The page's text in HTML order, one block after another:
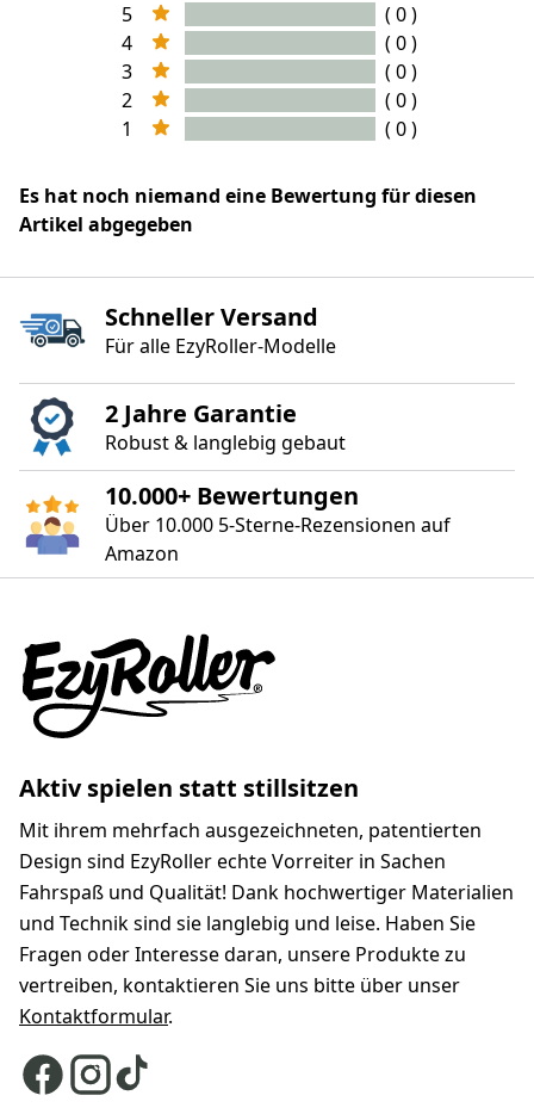
5
( 0 )
4
( 0 )
3
( 0 )
2
( 0 )
1
( 0 )
Es hat noch niemand eine Bewertung für diesen
Artikel abgegeben
Schneller Versand
Für alle EzyRoller‑Modelle
2 Jahre Garantie
Robust & langlebig gebaut
10.000+ Bewertungen
Über 10.000 5‑Sterne‑Rezensionen auf
Amazon
Aktiv spielen statt stillsitzen
Mit ihrem mehrfach ausgezeichneten, patentierten
Design sind EzyRoller echte Vorreiter in Sachen
Fahrspaß und Qualität! Dank hochwertiger Materialien
und Technik sind sie langlebig und leise. Haben Sie
Fragen oder Interesse daran, unsere Produkte zu
vertreiben, kontaktieren Sie uns bitte über unser
Kontaktformular.